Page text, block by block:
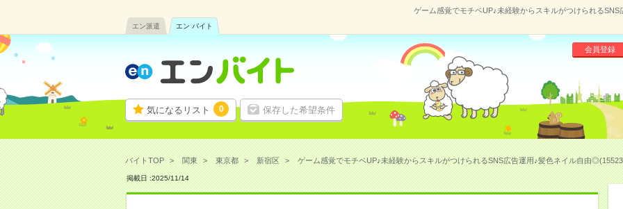
ゲーム感覚でモチベUP♪未経験からスキルがつけられる
エン派遣 エン バイト
気になるリスト 0 保存した希望条件
会員登録
バイトTOP 関東 東京都 新宿区 ゲーム感覚でモチベUP♪未経験からスキルがつけられるSNS広告運用♪髪色ネイル自由
掲載日 :2025/11/14